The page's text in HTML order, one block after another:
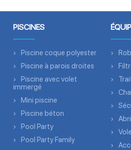
PISCINES
Piscine coque polyester
Piscine à parois droites
Piscine avec volet
immergé
Mini piscine
Piscine béton
Pool Party
Pool Party Family